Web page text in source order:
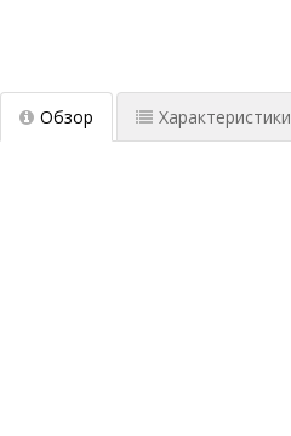
Обзор Характеристики